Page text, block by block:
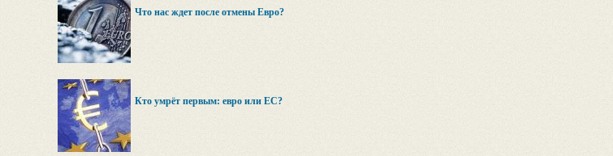
Что нас ждет после отмены Евро?
Кто умрёт первым: евро или ЕС?